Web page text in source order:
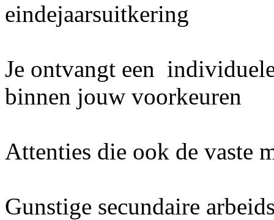
eindejaarsuitkering
Je ontvangt een
binnen jouw voorkeuren
Attenties die ook de vaste
Gunstige secundaire